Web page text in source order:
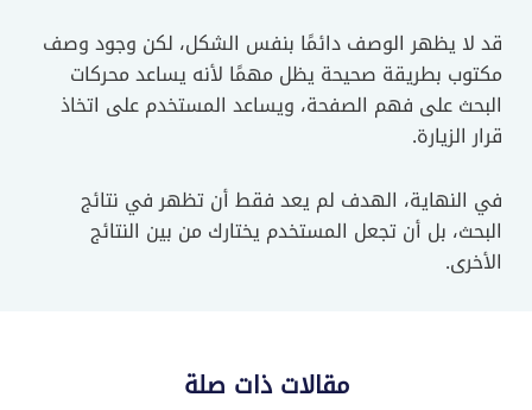
قد لا يظهر الوصف دائمًا بنفس الشكل، لكن وجود وصف
مكتوب بطريقة صحيحة يظل مهمًا لأنه يساعد محركات
البحث على فهم الصفحة، ويساعد المستخدم على اتخاذ
قرار الزيارة.
في النهاية، الهدف لم يعد فقط أن تظهر في نتائج
البحث، بل أن تجعل المستخدم يختارك من بين النتائج
الأخرى.
مقالات ذات صلة